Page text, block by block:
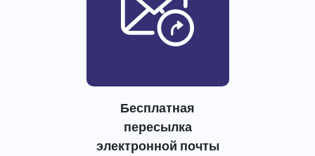
Бесплатная
пересылка
электронной почты